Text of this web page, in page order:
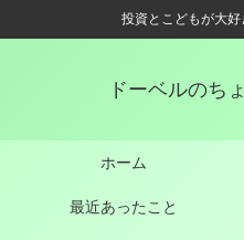
投資とこどもが大好
ドーベルのち
ホーム
最近あったこと